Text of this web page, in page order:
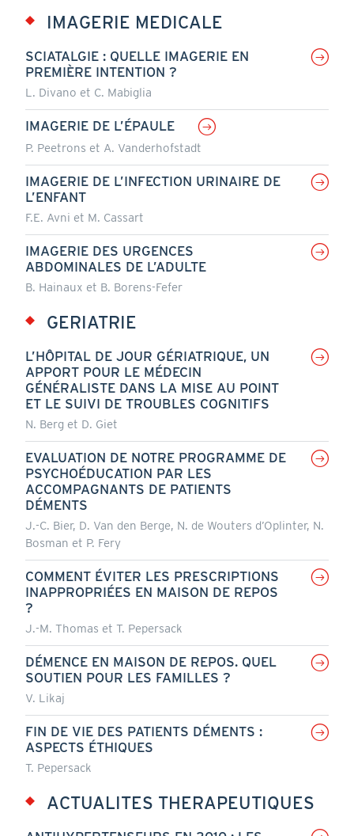
IMAGERIE MEDICALE
SCIATALGIE : QUELLE IMAGERIE EN
PREMIÈRE INTENTION ?
L. Divano et C. Mabiglia
IMAGERIE DE L’ÉPAULE
P. Peetrons et A. Vanderhofstadt
IMAGERIE DE L’INFECTION URINAIRE DE
L’ENFANT
F.E. Avni et M. Cassart
IMAGERIE DES URGENCES
ABDOMINALES DE L’ADULTE
B. Hainaux et B. Borens-Fefer
GERIATRIE
L’HÔPITAL DE JOUR GÉRIATRIQUE, UN
APPORT POUR LE MÉDECIN
GÉNÉRALISTE DANS LA MISE AU POINT
ET LE SUIVI DE TROUBLES COGNITIFS
N. Berg et D. Giet
EVALUATION DE NOTRE PROGRAMME DE
PSYCHOÉDUCATION PAR LES
ACCOMPAGNANTS DE PATIENTS
DÉMENTS
J.-C. Bier, D. Van den Berge, N. de Wouters d’Oplinter, N.
Bosman et P. Fery
COMMENT ÉVITER LES PRESCRIPTIONS
INAPPROPRIÉES EN MAISON DE REPOS
?
J.-M. Thomas et T. Pepersack
DÉMENCE EN MAISON DE REPOS. QUEL
SOUTIEN POUR LES FAMILLES ?
V. Likaj
FIN DE VIE DES PATIENTS DÉMENTS :
ASPECTS ÉTHIQUES
T. Pepersack
ACTUALITES THERAPEUTIQUES